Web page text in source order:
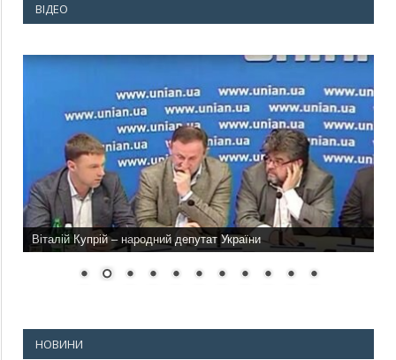
ВІДЕО
Віталій Купрій – народний депутат України
НОВИНИ